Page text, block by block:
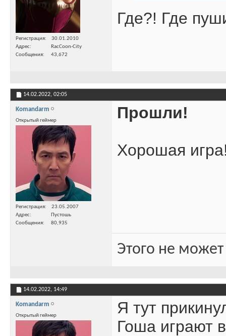
Регистрация
30.01.2010
Адрес
RacCoon-City
Сообщения
43,672
Где?! Где
14.02.2022, 02:05
Komandarm
Открытый геймер
Регистрация
23.05.2007
Адрес
Пустошь
Сообщения
80,935
Прошли!
Хорошая
Этого не
14.02.2022, 14:49
Komandarm
Открытый геймер
Я тут
Гоша играют